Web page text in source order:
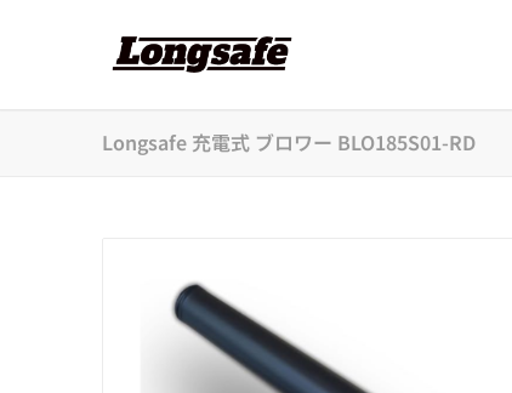
Longsafe 充電式 ブロワー BLO185S01-RD